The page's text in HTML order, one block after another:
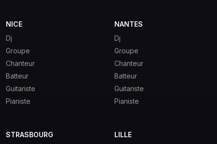
NICE
Dj
Groupe
Chanteur
Batteur
Guitariste
Pianiste
NANTES
Dj
Groupe
Chanteur
Batteur
Guitariste
Pianiste
STRASBOURG
LILLE